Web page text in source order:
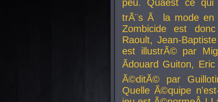
peu. Quâest ce
trÃ¨s Ã la mode en
Zombicide est
Raoult, Jean-
est illustrÃ© par
Ãdouard Guiton,
Ã©ditÃ© par
Quelle Ã©quipe